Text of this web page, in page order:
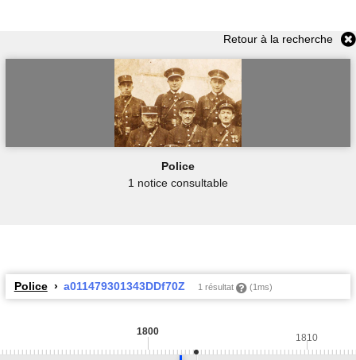
Retour à la recherche
Police
1 notice consultable
Police a011479301343DDf70Z 1 résultat (1ms)
1800
1810